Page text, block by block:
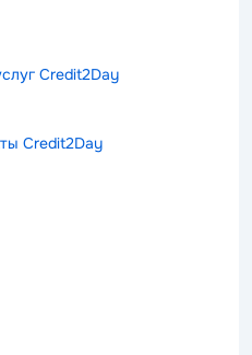
Credit2Day
Credit2Day